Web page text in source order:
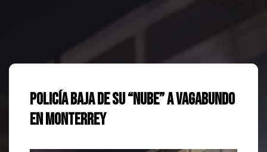
Policía baja de su “nube” a vagabundo
en Monterrey